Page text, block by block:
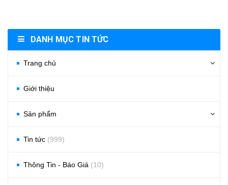
DANH MỤC TIN TỨC
Trang chủ
Giới thiệu
Sản phẩm
Tin tức (999)
Thông Tin - Báo Giá (10)